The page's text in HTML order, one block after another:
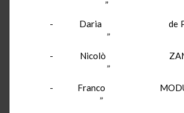
”
- Daria de
”
- Nicolò
”
- Franco
”